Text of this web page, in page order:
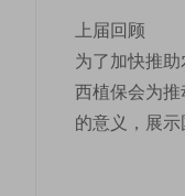
上届回顾
为了加快推
西植保会为
的意义，展